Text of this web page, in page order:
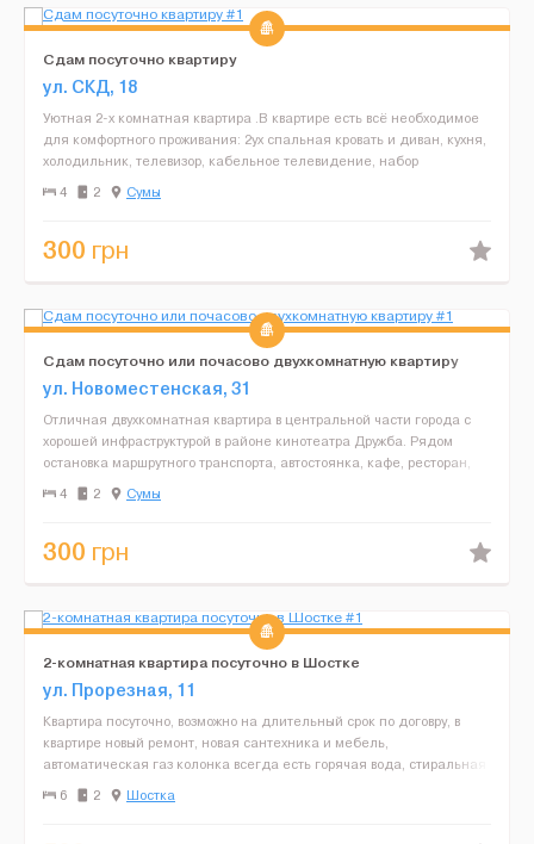
Сдам посуточно квартиру
ул. СКД, 18
Уютная 2-х комнатная квартира .В квартире есть всё необходимое
для комфортного проживания: 2ух спальная кровать и диван, кухня,
холодильник, телевизор, кабельное телевидение, набор
необходимой посуды и столовых приборов, чистое по...
4 2 Сумы
300 грн
Сдам посуточно или почасово двухкомнатную квартиру
ул. Новоместенская, 31
Отличная двухкомнатная квартира в центральной части города с
хорошей инфраструктурой в районе кинотеатра Дружба. Рядом
остановка маршрутного транспорта, автостоянка, кафе, ресторан,
супермаркет, жд вокзал, рынок. В квартире есть: ...
4 2 Сумы
300 грн
2-комнатная квартира посуточно в Шостке
ул. Прорезная, 11
Квартира посуточно, возможно на длительный срок по договру, в
квартире новый ремонт, новая сантехника и мебель,
автоматическая газ колонка всегда есть горячая вода, стиральная
машина, холодильник, скоростной интернет, спутниковое ...
6 2 Шостка